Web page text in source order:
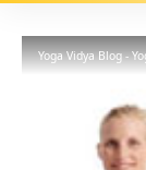
Yoga Vidya Blog -